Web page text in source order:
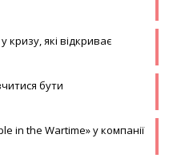
кризу, які відкриває
бути
in the Wartime» у компанії